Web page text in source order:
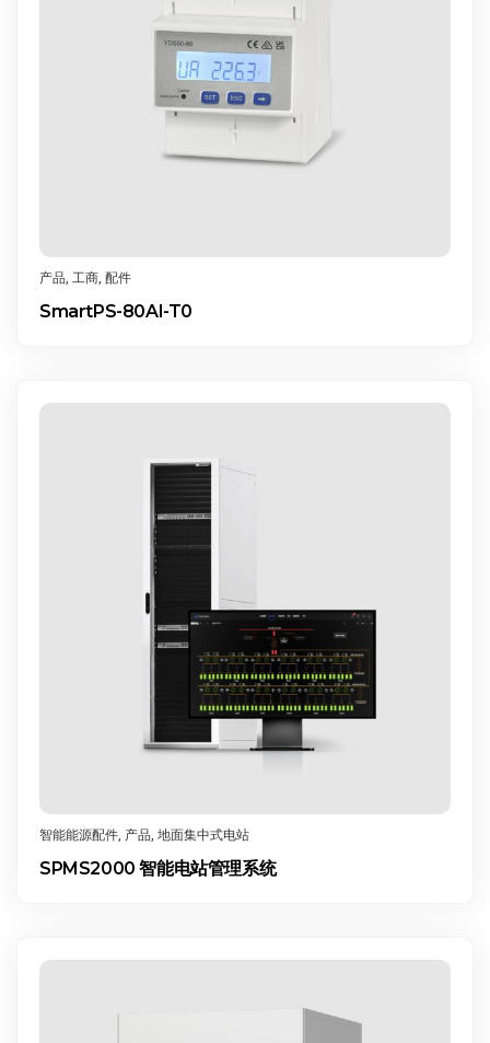
产品 工商 配件
SmartPS-80AI-T0
智能能源配件, 产品, 地面集中式电站
SPMS2000 智能电站管理系统